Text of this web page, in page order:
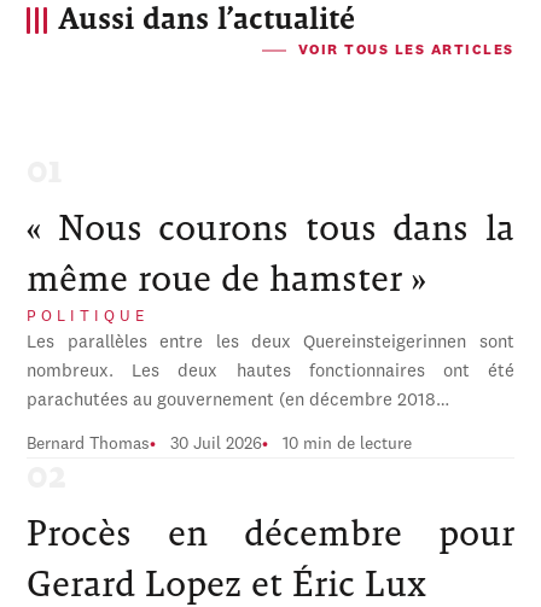
Aussi dans l’actualité
VOIR TOUS LES ARTICLES
« Nous courons tous dans la
même roue de hamster »
POLITIQUE
Les parallèles entre les deux Quereinsteigerinnen sont
nombreux. Les deux hautes fonctionnaires ont été
parachutées au gouvernement (en décembre 2018…
Bernard Thomas 30 Juil 2026 10 min de lecture
Procès en décembre pour
Gerard Lopez et Éric Lux